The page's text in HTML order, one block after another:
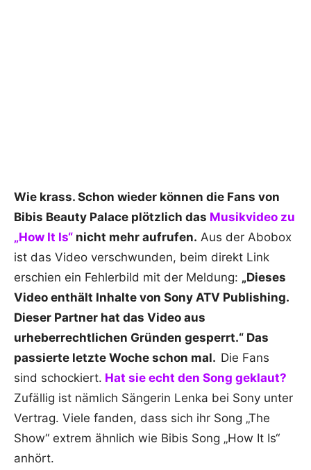
Wie krass. Schon wieder können die Fans von
Bibis Beauty Palace plötzlich das Musikvideo zu
„How It Is“ nicht mehr aufrufen. Aus der Abobox
ist das Video verschwunden, beim direkt Link
erschien ein Fehlerbild mit der Meldung: „Dieses
Video enthält Inhalte von Sony ATV Publishing.
Dieser Partner hat das Video aus
urheberrechtlichen Gründen gesperrt.“ Das
passierte letzte Woche schon mal. Die Fans
sind schockiert. Hat sie echt den Song geklaut?
Zufällig ist nämlich Sängerin Lenka bei Sony unter
Vertrag. Viele fanden, dass sich ihr Song „The
Show“ extrem ähnlich wie Bibis Song „How It Is“
anhört.